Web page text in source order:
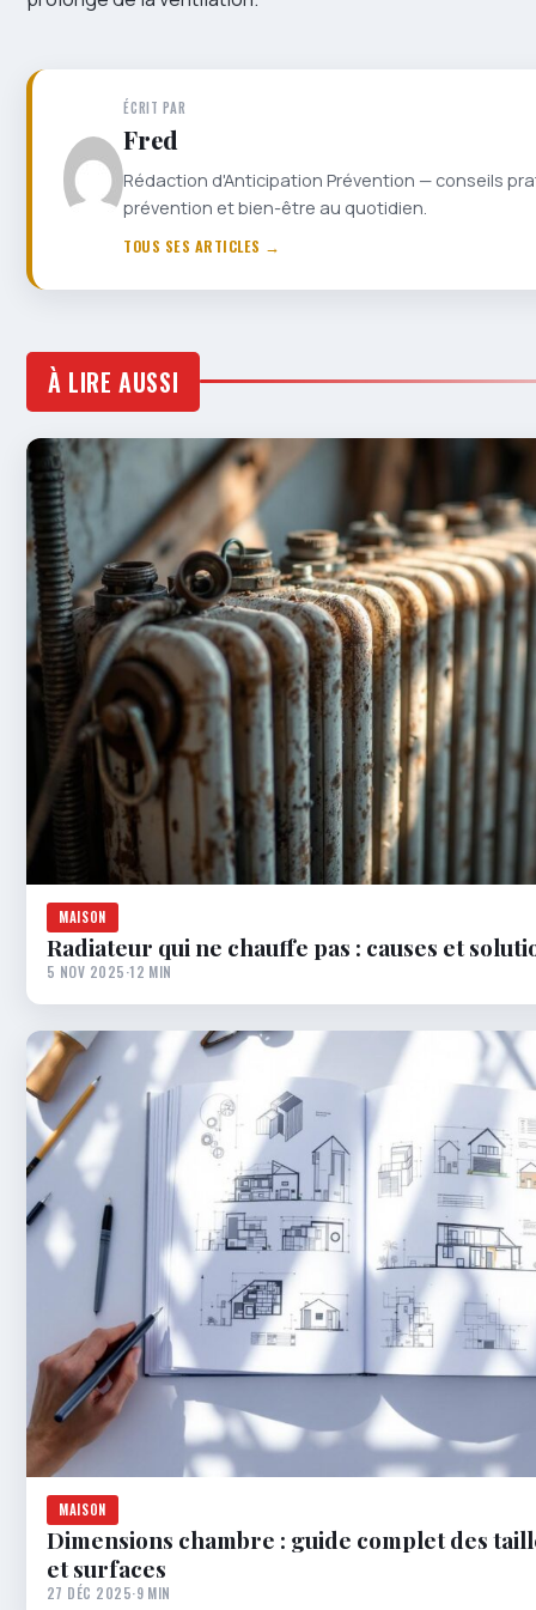
ÉCRIT PAR
Fred
Rédaction d'Anticipation Prévention — conseils
prévention et bien-être au quotidien.
TOUS SES ARTICLES →
À LIRE AUSSI
MAISON
Radiateur qui ne chauffe pas : causes et
5 NOV 2025·12 MIN
MAISON
Dimensions chambre : guide complet des
et surfaces
27 DÉC 2025·9 MIN